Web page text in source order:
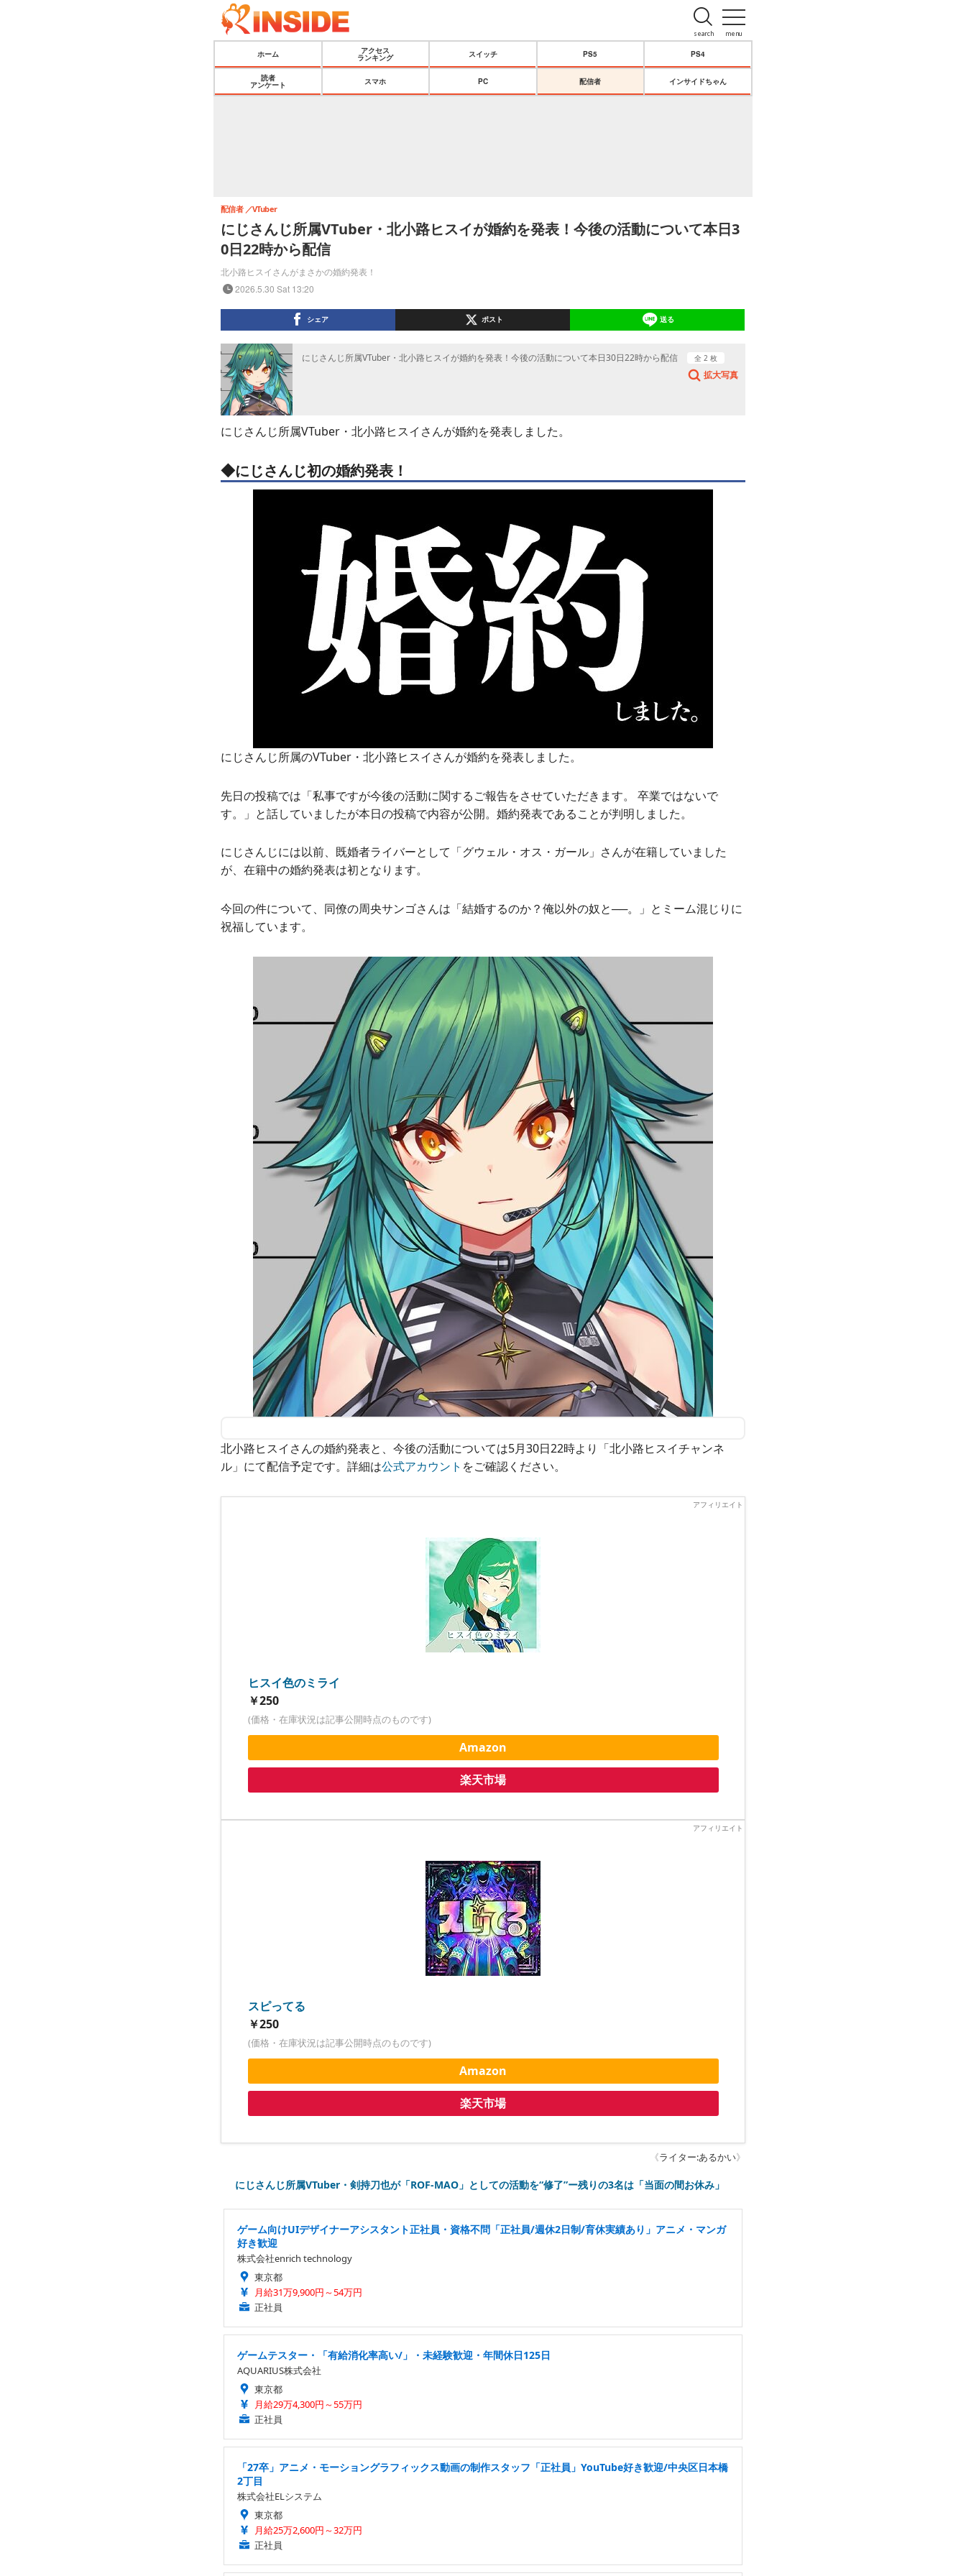
menu
search
ホーム
アクセス
ランキング
スイッチ PS5 PS4
読者
アンケート
スマホ PC 配信者 インサイドちゃん
にじさんじ所属VTuber・北小路ヒスイが婚約を発表！今後の活動について本日3
0日22時から配信
北小路ヒスイさんがまさかの婚約発表！
配信者 VTuber
2026.5.30 Sat 13:20
シェア ポスト 送る
にじさんじ所属VTuber・北小路ヒスイが婚約を発表！今後の活動について本日30日22時から配信 全 2 枚
拡大写真
にじさんじ所属VTuber・北小路ヒスイさんが婚約を発表しました。
◆にじさんじ初の婚約発表！
にじさんじ所属のVTuber・北小路ヒスイさんが婚約を発表しました。
先日の投稿では「私事ですが今後の活動に関するご報告をさせていただきます。 卒業ではないで
す。」と話していましたが本日の投稿で内容が公開。婚約発表であることが判明しました。
にじさんじには以前、既婚者ライバーとして「グウェル・オス・ガール」さんが在籍していました
が、在籍中の婚約発表は初となります。
今回の件について、同僚の周央サンゴさんは「結婚するのか？俺以外の奴と──。」とミーム混じりに
祝福しています。
北小路ヒスイさんの婚約発表と、今後の活動については5月30日22時より「北小路ヒスイチャンネ
ル」にて配信予定です。詳細は公式アカウント をご確認ください。
ヒスイ色のミライ
￥250
(価格・在庫状況は記事公開時点のものです)
Amazon
楽天市場
スピってる
￥250
(価格・在庫状況は記事公開時点のものです)
Amazon
楽天市場
《ライター:あるかい》
にじさんじ所属VTuber・剣持刀也が「ROF-MAO」としての活動を“修了”ー残りの3名は「当面の間お休み」
ゲーム向けUIデザイナーアシスタント正社員・資格不問「正社員/週休2日制/育休実績あり」アニメ・マンガ
好き歓迎
株式会社enrich technology
東京都
月給31万9,900円～54万円
正社員
ゲームテスター・「有給消化率高い/」・未経験歓迎・年間休日125日
AQUARIUS株式会社
東京都
月給29万4,300円～55万円
正社員
「27卒」アニメ・モーショングラフィックス動画の制作スタッフ「正社員」YouTube好き歓迎/中央区日本橋
2丁目
株式会社ELシステム
東京都
月給25万2,600円～32万円
正社員